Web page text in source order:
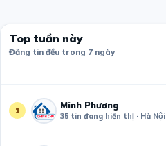
Top tuần này
Đăng tin đều trong 7 ngày
1 Minh Phương
35 tin đang hiển thị · Hà Nội